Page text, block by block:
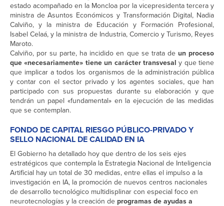
estado acompañado en la Moncloa por la vicepresidenta tercera y
ministra de Asuntos Económicos y Transformación Digital, Nadia
Calviño, y la ministra de Educación y Formación Profesional,
Isabel Celaá, y la ministra de Industria, Comercio y Turismo, Reyes
Maroto.
Calviño, por su parte, ha incidido en que se trata de un proceso
que «necesariamente» tiene un carácter transvesal y que tiene
que implicar a todos los organismos de la administración pública
y contar con el sector privado y los agentes sociales, que han
participado con sus propuestas durante su elaboración y que
tendrán un papel «fundamental» en la ejecución de las medidas
que se contemplan.
FONDO DE CAPITAL RIESGO PÚBLICO-PRIVADO Y
SELLO NACIONAL DE CALIDAD EN IA
El Gobierno ha detallado hoy que dentro de los seis ejes
estratégicos que contempla la Estrategia Nacional de Inteligencia
Artificial hay un total de 30 medidas, entre ellas el impulso a la
investigación en IA, la promoción de nuevos centros nacionales
de desarrollo tecnológico multidisplinar con especial foco en
neurotecnologías y la creación de programas de ayudas a